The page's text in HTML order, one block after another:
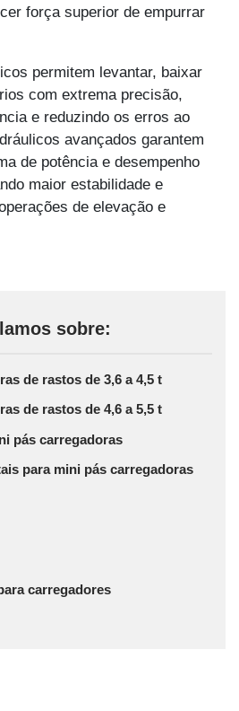
força superior de empurrar
permitem levantar, baixar
com extrema precisão,
e reduzindo os erros ao
avançados garantem
de potência e desempenho
maior estabilidade e
de elevação e
sobre:
de rastos de 3,6 a 4,5 t
de rastos de 4,6 a 5,5 t
pás carregadoras
para mini pás carregadoras
carregadores